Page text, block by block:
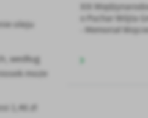
oleju
według
może
1,46 zł
XIX
o Puchar Wójta
- Memoriał